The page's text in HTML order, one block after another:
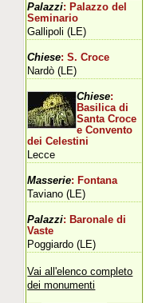
Palazzi: Palazzo del
Seminario
Gallipoli (LE)
Chiese: S. Croce
Nardò (LE)
Chiese:
Basilica di
Santa Croce
e Convento
dei Celestini
Lecce
Masserie: Fontana
Taviano (LE)
Palazzi: Baronale di
Vaste
Poggiardo (LE)
Vai all'elenco completo
dei monumenti